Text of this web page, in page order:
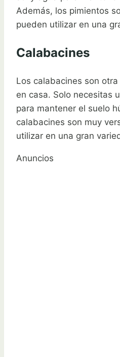
Además, los pimientos
pueden utilizar en una
Calabacines
Los calabacines son
en casa. Solo necesitas
para mantener el suelo
calabacines son muy
utilizar en una gran
Anuncios